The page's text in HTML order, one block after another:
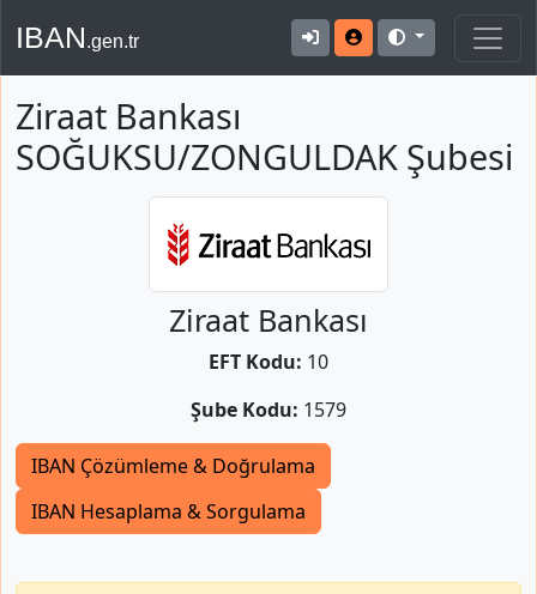
IBAN.gen.tr
Ziraat Bankası
SOĞUKSU/ZONGULDAK Şubesi
Ziraat Bankası
EFT Kodu: 10
Şube Kodu: 1579
IBAN Çözümleme & Doğrulama
IBAN Hesaplama & Sorgulama